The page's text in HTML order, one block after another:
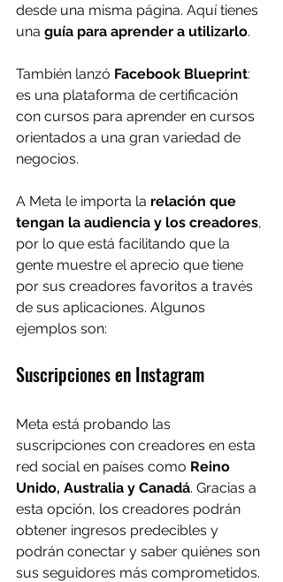
desde una misma página. Aquí tienes
una guía para aprender a utilizarlo.
También lanzó Facebook Blueprint:
es una plataforma de certificación
con cursos para aprender en cursos
orientados a una gran variedad de
negocios.
A Meta le importa la relación que
tengan la audiencia y los creadores,
por lo que está facilitando que la
gente muestre el aprecio que tiene
por sus creadores favoritos a través
de sus aplicaciones. Algunos
ejemplos son:
Suscripciones en Instagram
Meta está probando las
suscripciones con creadores en esta
red social en países como Reino
Unido, Australia y Canadá. Gracias a
esta opción, los creadores podrán
obtener ingresos predecibles y
podrán conectar y saber quiénes son
sus seguidores más comprometidos.